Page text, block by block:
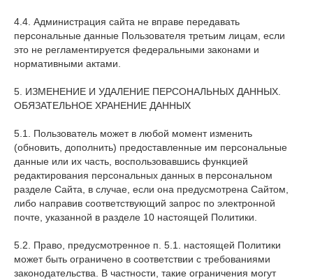
4.4. Администрация сайта не вправе передавать
персональные данные Пользователя третьим лицам, если
это не регламентируется федеральными законами и
нормативными актами.
5. ИЗМЕНЕНИЕ И УДАЛЕНИЕ ПЕРСОНАЛЬНЫХ ДАННЫХ.
ОБЯЗАТЕЛЬНОЕ ХРАНЕНИЕ ДАННЫХ
5.1. Пользователь может в любой момент изменить
(обновить, дополнить) предоставленные им персональные
данные или их часть, воспользовавшись функцией
редактирования персональных данных в персональном
разделе Сайта, в случае, если она предусмотрена Сайтом,
либо направив соответствующий запрос по электронной
почте, указанной в разделе 10 настоящей Политики.
5.2. Право, предусмотренное п. 5.1. настоящей Политики
может быть ограничено в соответствии с требованиями
законодательства. В частности, такие ограничения могут